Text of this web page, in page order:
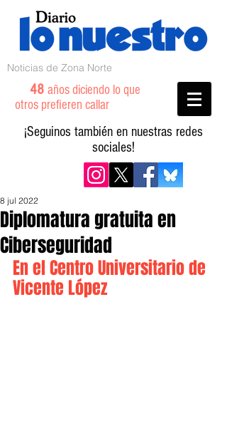
Noticias de Zona Norte
48 años diciendo lo que
otros prefieren callar
¡Seguinos también en nuestras redes
sociales!
Diplomatura gratuita en
Ciberseguridad
8 jul 2022
En el Centro Universitario de
Vicente López